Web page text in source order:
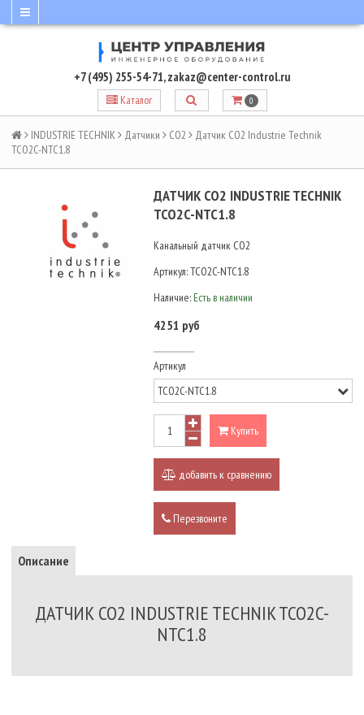
+7 (495) 255-54-71,zakaz@center-control.ru
Каталог 0
INDUSTRIE TECHNIK Датчики CO2
Датчик CO2 Industrie Technik
TCO2C-NTC1.8
ДАТЧИК CO2 INDUSTRIE TECHNIK
TCO2C-NTC1.8
Канальный датчик CO2
Артикул:TCO2C-NTC1.8
Наличие: Есть в наличии
4251 руб
Артикул
Купить
добавить к сравнению
Перезвоните
Описание
ДАТЧИК CO2 INDUSTRIE TECHNIK TCO2C-
NTC1.8